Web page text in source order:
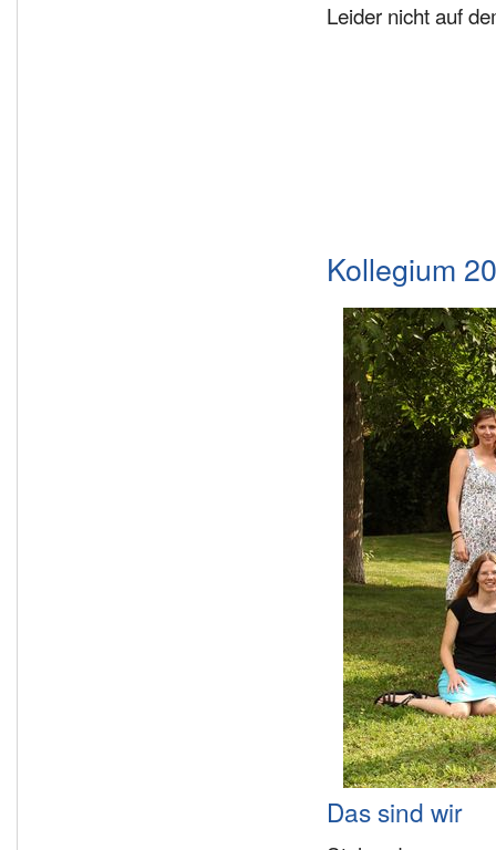
Leider nicht auf
Kollegium
Das sind wir